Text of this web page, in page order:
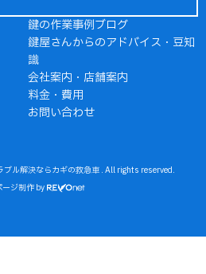
鍵の作業事例ブログ
鍵屋さんからのアドバイス・豆知
識
会社案内・店舗案内
料金・費用
お問い合わせ
ブル解決ならカギの救急車 . All rights reserved.
ージ制作by